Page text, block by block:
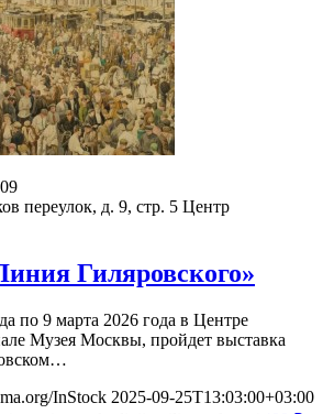
переулок, д. 9, стр. 5 Центр
Гиляровского»
по 9 марта 2026 года в Центре
Музея Москвы, пройдет выставка
InStock 2025-09-25T13:03:00+03:00